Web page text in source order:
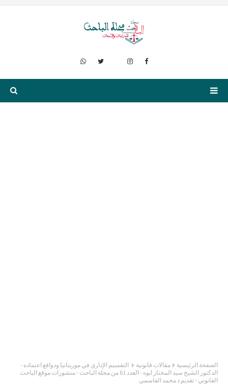
الصفحة الرئيسية مقالات قانونية
التقسيم الإداري في موريتانيا ودوافع اعتماده -
الدكتور الشيخ سيد المختار ابوه - العدد 61 من مجلة الباحث - منشورات موقع الباحث
القانوني - تقديم د محمد القاسمي